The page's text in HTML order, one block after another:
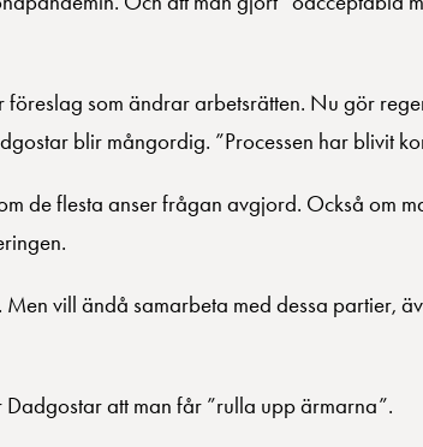
som ändrar arbetsrätten. Nu gör
blir mångordig. ”Processen har blivit
de flesta anser frågan avgjord. Också om
vill ändå samarbeta med dessa partier,
att man får ”rulla upp ärmarna”.